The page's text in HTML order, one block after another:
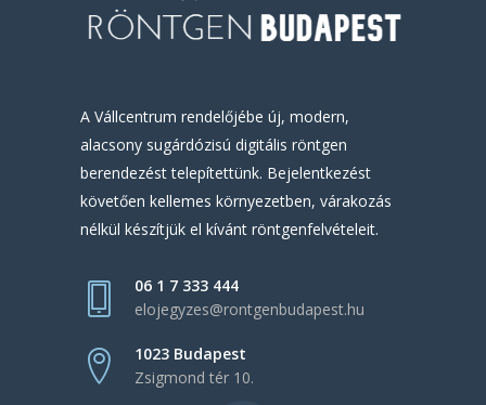
A Vállcentrum rendelőjébe új, modern,
alacsony sugárdózisú digitális röntgen
berendezést telepítettünk. Bejelentkezést
követően kellemes környezetben, várakozás
nélkül készítjük el kívánt röntgenfelvételeit.
06 1 7 333 444
elojegyzes@rontgenbudapest.hu
1023 Budapest
Zsigmond tér 10.